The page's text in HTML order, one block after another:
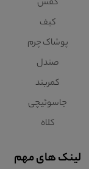
کفش
کیف
پوشاک چرم
صندل
کمربند
جاسوئیچی
کلاه
لینک های مهم